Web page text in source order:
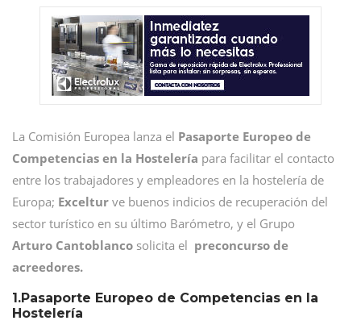
La Comisión Europea lanza el Pasaporte Europeo de
Competencias en la Hostelería para facilitar el contacto
entre los trabajadores y empleadores en la hostelería de
Europa; Exceltur ve buenos indicios de recuperación del
sector turístico en su último Barómetro, y el Grupo
Arturo Cantoblanco solicita el preconcurso de
acreedores.
1.Pasaporte Europeo de Competencias en la
Hostelería